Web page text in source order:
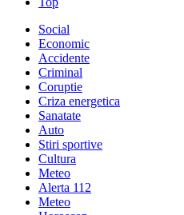
Social
Economic
Accidente
Criminal
Coruptie
Criza energetica
Sanatate
Auto
Stiri sportive
Cultura
Meteo
Alerta 112
Meteo